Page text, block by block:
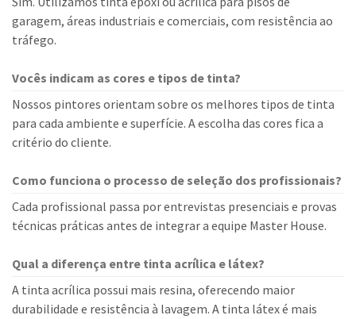
garagem, áreas industriais e comerciais, com resistência ao
tráfego.
Vocês indicam as cores e tipos de tinta?
Nossos pintores orientam sobre os melhores tipos de tinta
para cada ambiente e superfície. A escolha das cores fica a
critério do cliente.
Como funciona o processo de seleção dos profissionais?
Cada profissional passa por entrevistas presenciais e provas
técnicas práticas antes de integrar a equipe Master House.
Qual a diferença entre tinta acrílica e látex?
A tinta acrílica possui mais resina, oferecendo maior
durabilidade e resistência à lavagem. A tinta látex é mais